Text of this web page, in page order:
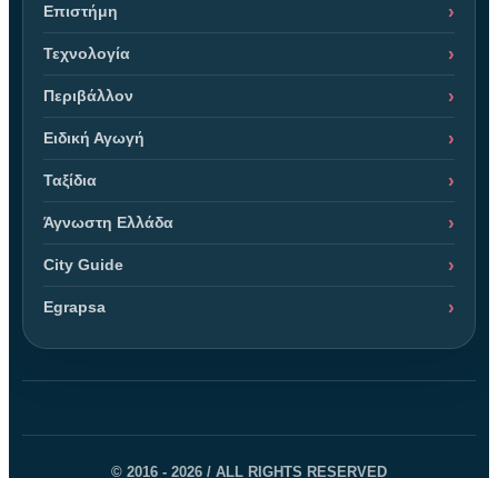
Επιστήμη
Τεχνολογία
Περιβάλλον
Ειδική Αγωγή
Ταξίδια
Άγνωστη Ελλάδα
City Guide
Egrapsa
© 2016 - 2026 / ALL RIGHTS RESERVED